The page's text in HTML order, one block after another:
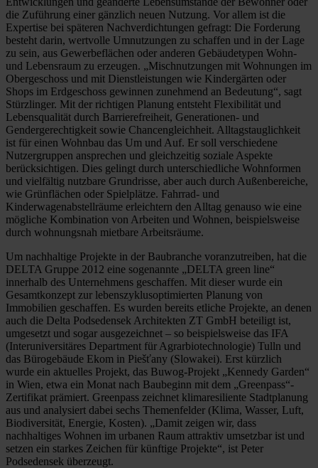
die Zuführung einer gänzlich neuen Nutzung. Vor allem ist die
Expertise bei späteren Nachverdichtungen gefragt: Die Forderung
besteht darin, wertvolle Umnutzungen zu schaffen und in der Lage
zu sein, aus Gewerbeflächen oder anderen Gebäudetypen Wohn-
und Lebensraum zu erzeugen. „Mischnutzungen mit Wohnungen im
Obergeschoss und mit Dienstleistungen wie Kindergärten oder
Shops im Erdgeschoss gewinnen zunehmend an Bedeutung“, sagt
Stürzlinger. Mit der richtigen Planung entsteht Flexibilität und
Lebensqualität durch Barrierefreiheit, Generationen- und
Gendergerechtigkeit sowie Chancengleichheit. Alltagstauglichkeit
ist für einen Wohnbau das Um und Auf. Er soll verschiedene
Nutzergruppen ansprechen und gleichzeitig soziale Aspekte
berücksichtigen. Dies gelingt durch unterschiedliche Wohnformen
und vielfältig nutzbare Grundrisse, aber auch durch Außenbereiche,
wie Grünflächen oder Spielplätze. Fahrrad- und
Kinderwagenabstellräume erleichtern den Alltag genauso wie eine
mögliche Kombination von Arbeiten und Wohnen, beispielsweise
durch wohnungsnah mietbare Arbeitsräume.
Um nachhaltige Projekte in der Baubranche voranzutreiben, hat die
DELTA Gruppe 2012 eine sogenannte „DELTA green line“
innerhalb des Unternehmens geschaffen. Mit dieser wurde ein
Gesamtkonzept zur lebenszyklusoptimierten Planung von
Immobilien geschaffen. Es wurden bereits etliche Projekte, an denen
auch die Delta Podsedensek Architekten ZT GmbH beteiligt ist,
umgesetzt und sogar ausgezeichnet – so beispielsweise das IFA
(Interuniversitäres Department für Agrarbiotechnologie) Tulln und
das Bürogebäude Ekom in Piešťany (Slowakei). Erst kürzlich
wurde ein aktuelles Projekt, das Buwog-Projekt „Kennedy Garden“
in Wien, etwa ein Monat nach Baubeginn mit dem „Greenpass“-
Zertifikat prämiert. Greenpass zeichnet klimaresiliente Stadtplanung
aus und analysiert dabei sechs Themenfelder (Klima, Wasser, Luft,
Biodiversität, Energie, Kosten). „Damit zeigen wir, dass
nachhaltiges Wohnen im urbanen Raum attraktiv umsetzbar ist und
setzen ein starkes Zeichen für künftige Projekte“, ist Peter
Podsedensek überzeugt.